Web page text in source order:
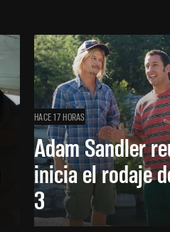
HACE 17 HORAS
Adam Sandler
inicia el rodaje
3